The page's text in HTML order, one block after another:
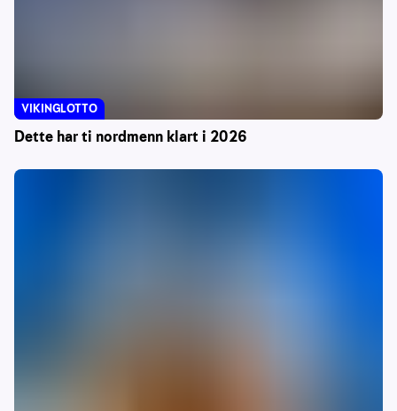
Dette har ti nordmenn klart i 2026
VIKINGLOTTO